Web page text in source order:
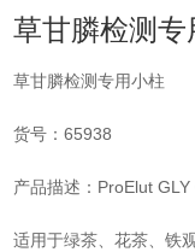
草甘膦检测专
草甘膦检测专用小柱
货号：65938
产品描述：ProElut
适用于绿茶、花茶、铁